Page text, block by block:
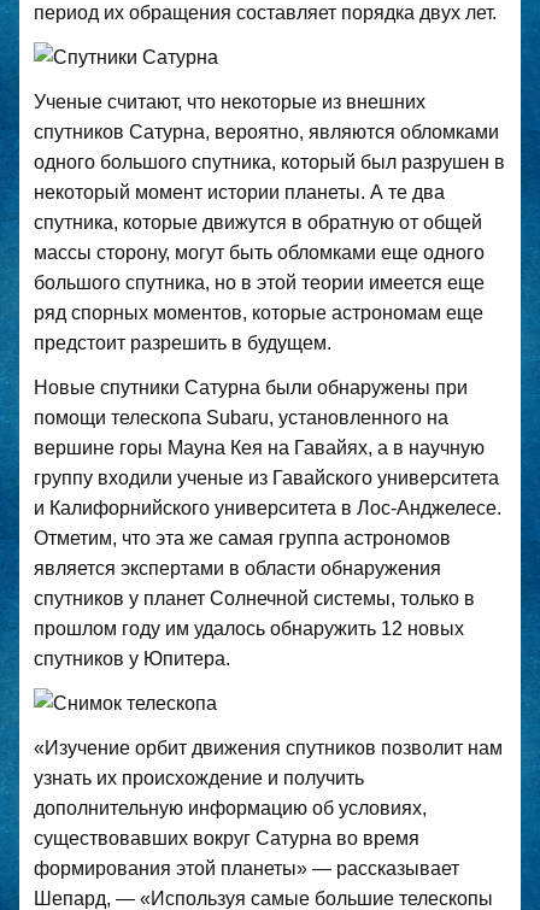
период их обращения составляет порядка двух лет.
Ученые считают, что некоторые из внешних
спутников Сатурна, вероятно, являются обломками
одного большого спутника, который был разрушен в
некоторый момент истории планеты. А те два
спутника, которые движутся в обратную от общей
массы сторону, могут быть обломками еще одного
большого спутника, но в этой теории имеется еще
ряд спорных моментов, которые астрономам еще
предстоит разрешить в будущем.
Новые спутники Сатурна были обнаружены при
помощи телескопа Subaru, установленного на
вершине горы Мауна Кея на Гавайях, а в научную
группу входили ученые из Гавайского университета
и Калифорнийского университета в Лос-Анджелесе.
Отметим, что эта же самая группа астрономов
является экспертами в области обнаружения
спутников у планет Солнечной системы, только в
прошлом году им удалось обнаружить 12 новых
спутников у Юпитера.
«Изучение орбит движения спутников позволит нам
узнать их происхождение и получить
дополнительную информацию об условиях,
существовавших вокруг Сатурна во время
формирования этой планеты» — рассказывает
Шепард, — «Используя самые большие телескопы